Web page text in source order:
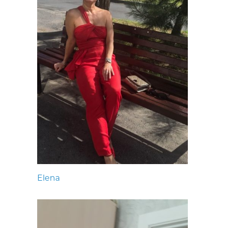
Elena